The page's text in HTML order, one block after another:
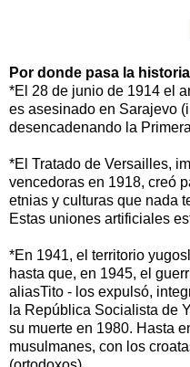
Por donde pasa la historia
*El 28 de junio de 1914 el
es asesinado en Sarajevo
desencadenando la
*El Tratado de Versailles,
vencedoras en 1918, creó
etnias y culturas que nada
Estas uniones artificiales
*En 1941, el territorio
hasta que, en 1945, el
aliasTito - los expulsó,
la República Socialista de
su muerte en 1980. Hasta
musulmanes, con los